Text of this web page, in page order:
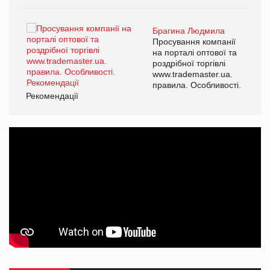
Брагина Людмила
Просування компанії
на порталі оптової та
роздрібної торгівлі
www.trademaster.ua.
правила. Особливості.
Рекомендації